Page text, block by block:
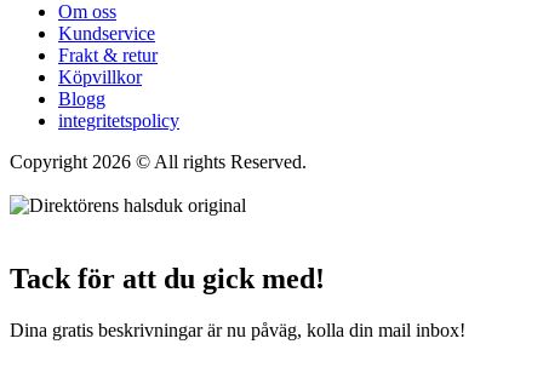
Om oss
Kundservice
Frakt & retur
Köpvillkor
Blogg
integritetspolicy
Copyright 2026 © All rights Reserved.
Tack för att du gick med!
Dina gratis beskrivningar är nu påväg, kolla din mail inbox!